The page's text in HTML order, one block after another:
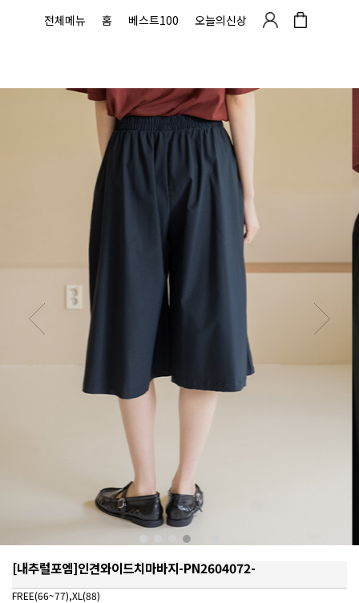
전체메뉴 홈 베스트100 오늘의신상
[내추럴포엠]인견와이드치마바지-PN2604072-
FREE(66~77),XL(88)